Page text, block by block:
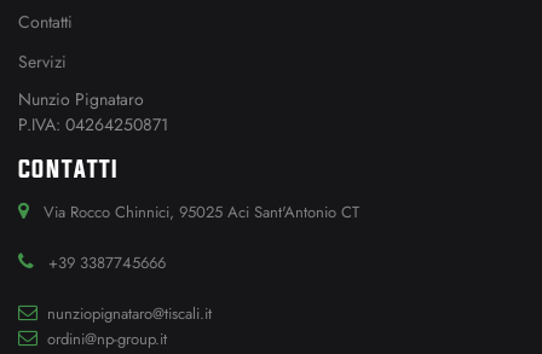
Contatti
Servizi
Nunzio Pignataro
P.IVA: 04264250871
CONTATTI
Via Rocco Chinnici, 95025 Aci Sant'Antonio CT
+39 3387745666
nunziopignataro@tiscali.it
ordini@np-group.it